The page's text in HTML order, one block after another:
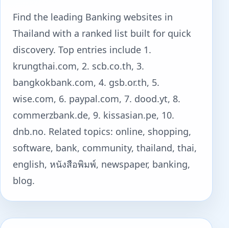
Find the leading Banking websites in
Thailand with a ranked list built for quick
discovery. Top entries include 1.
krungthai.com, 2. scb.co.th, 3.
bangkokbank.com, 4. gsb.or.th, 5.
wise.com, 6. paypal.com, 7. dood.yt, 8.
commerzbank.de, 9. kissasian.pe, 10.
dnb.no. Related topics: online, shopping,
software, bank, community, thailand, thai,
english, หนังสือพิมพ์, newspaper, banking,
blog.